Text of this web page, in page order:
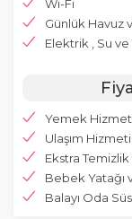
Wi-Fi
Günlük Havuz
Elektrik , Su ve
Yemek
Ulaşım Hizmeti
Ekstra
Bebek Yatağı
Balayı Oda